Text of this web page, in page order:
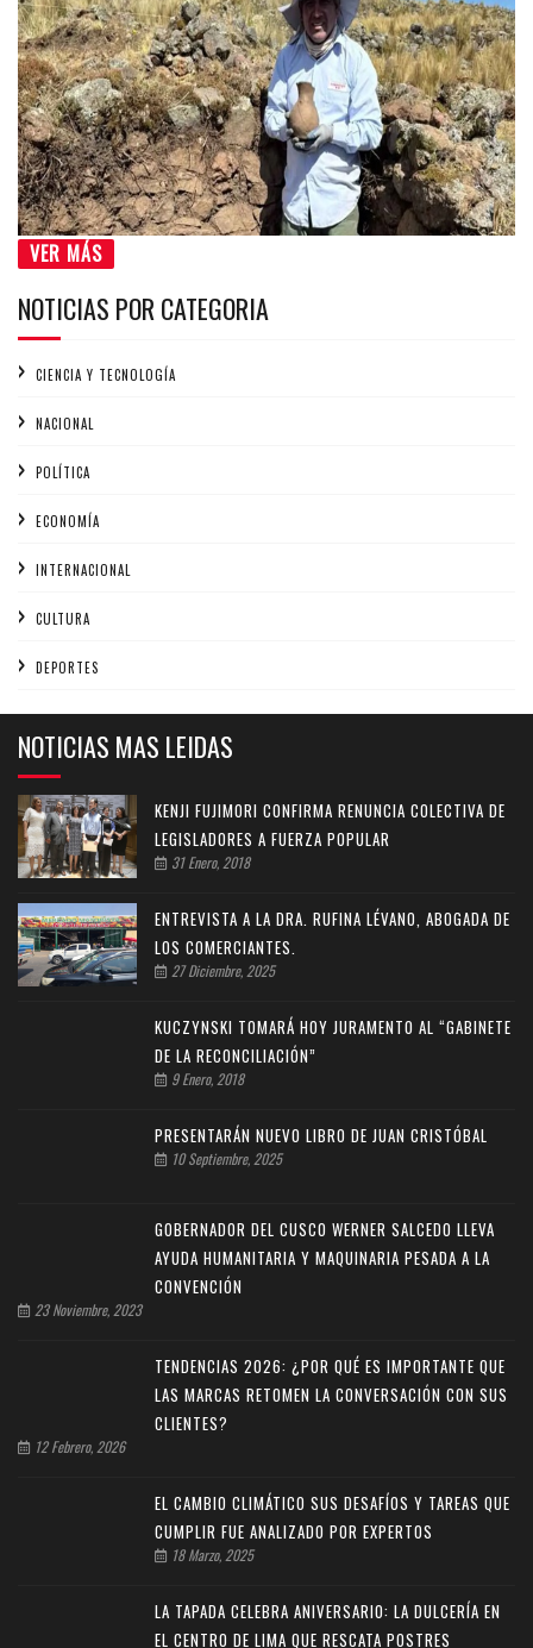
VER MÁS
NOTICIAS POR CATEGORIA
CIENCIA Y TECNOLOGÍA
NACIONAL
POLÍTICA
ECONOMÍA
INTERNACIONAL
CULTURA
DEPORTES
NOTICIAS MAS LEIDAS
KENJI FUJIMORI CONFIRMA RENUNCIA COLECTIVA DE
LEGISLADORES A FUERZA POPULAR
31 Enero, 2018
ENTREVISTA A LA DRA. RUFINA LÉVANO, ABOGADA DE
LOS COMERCIANTES.
27 Diciembre, 2025
KUCZYNSKI TOMARÁ HOY JURAMENTO AL “GABINETE
DE LA RECONCILIACIÓN”
9 Enero, 2018
PRESENTARÁN NUEVO LIBRO DE JUAN CRISTÓBAL
10 Septiembre, 2025
GOBERNADOR DEL CUSCO WERNER SALCEDO LLEVA
AYUDA HUMANITARIA Y MAQUINARIA PESADA A LA
CONVENCIÓN
23 Noviembre, 2023
TENDENCIAS 2026: ¿POR QUÉ ES IMPORTANTE QUE
LAS MARCAS RETOMEN LA CONVERSACIÓN CON SUS
CLIENTES?
12 Febrero, 2026
EL CAMBIO CLIMÁTICO SUS DESAFÍOS Y TAREAS QUE
CUMPLIR FUE ANALIZADO POR EXPERTOS
18 Marzo, 2025
LA TAPADA CELEBRA ANIVERSARIO: LA DULCERÍA EN
EL CENTRO DE LIMA QUE RESCATA POSTRES